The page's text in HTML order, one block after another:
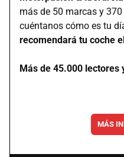
más de 50 marcas y
cuéntanos cómo es tu
recomendará tu coche
Más de 45.000 lectores
MÁS